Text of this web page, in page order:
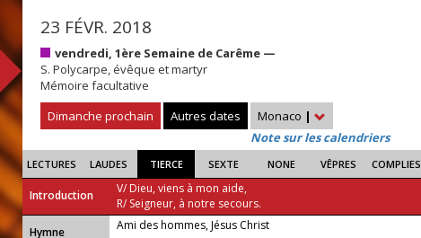
23 FÉVR. 2018
vendredi, 1ère Semaine de Carême —
S. Polycarpe, évêque et martyr
Mémoire facultative
Dimanche prochain
Autres dates Monaco |
Note sur les calendriers
LECTURES LAUDES TIERCE SEXTE NONE VÊPRES COMPLIES
Introduction
V/ Dieu, viens à mon aide,
R/ Seigneur, à notre secours.
...
Hymne Ami des hommes, Jésus Christ